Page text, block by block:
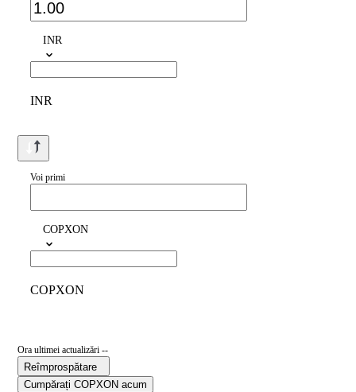
INR
INR
Voi primi
COPXON
COPXON
Ora ultimei actualizări --
Reîmprospătare
Cumpărați COPXON acum